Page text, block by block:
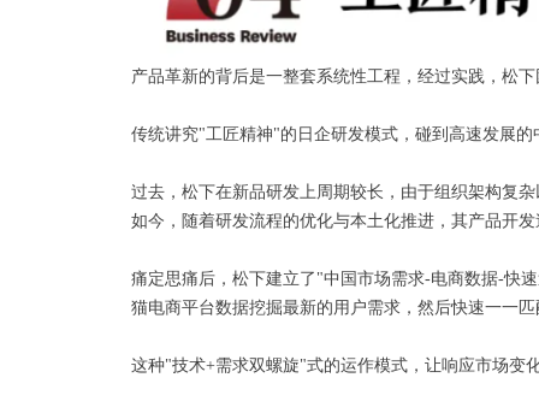
产品革新的背后是一整套系统性工程，经过实践，松
传统讲究"工匠精神"的日企研发模式，碰到高速发展
过去，松下在新品研发上周期较长，由于组织架构复
如今，随着研发流程的优化与本土化推进，其产品开
痛定思痛后，松下建立了"中国市场需求-电商数据-快
猫电商平台数据挖掘最新的用户需求，然后快速一一
这种"技术+需求双螺旋"式的运作模式，让响应市场变